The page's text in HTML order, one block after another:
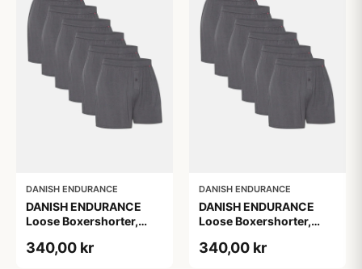
DANISH ENDURANCE
DANISH ENDURANCE
Loose Boxershorter,
340,00 kr
DANISH ENDURANCE
DANISH ENDURANCE
Loose Boxershorter,
340,00 kr